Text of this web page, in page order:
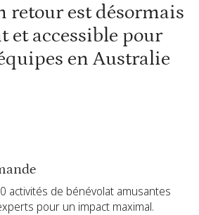
retour est désormais
et accessible pour
en Australie
activités de bénévolat amusantes
pour un impact maximal.